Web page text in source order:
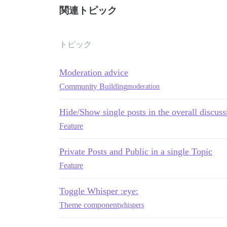
関連トピック
トピック
Moderation advice
Community Buildingmoderation
Hide/Show single posts in the overall
Feature
Private Posts and Public in a single Topic
Feature
Toggle Whisper :eye:
Theme componentwhispers